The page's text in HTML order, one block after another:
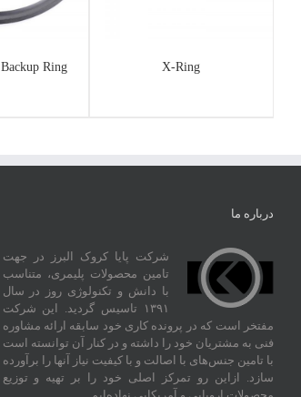
X-Ring Backup Ring / بک آپ رینگ
درباره ما
شرکت پایا کروک البرز در جهت
تامین محصولات پلیمری، متناسب
با دانش و تکنولوژی روز در سال
۱۳۹۱ تاسیس گردید. این شرکت
مفتخر است که در پرونده کاری خود سابقه ارائه مشاوره
فنی به مشتریان خود را داشته و در کنار آن توانسته‌ است
با تامین جنس‌های با اصالت و با کیفیت نیاز آنها را برآورده
سازد. ازاین‌ رو تمرکز اصلی خود را بر تهیه و توزیع